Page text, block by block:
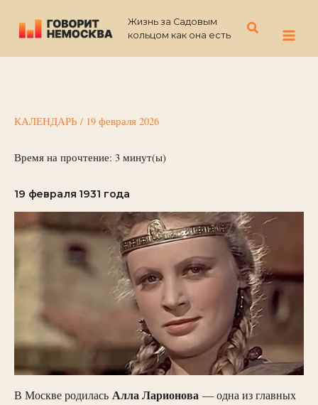
содержимому
Жизнь за Садовым
кольцом как она есть
Поиск
КАЛЕНДАРЬ / 19 февраля 2026
Время на прочтение: 3 минут(ы)
19 февраля 1931 года
В Москве родилась Алла Ларионова — одна из главных